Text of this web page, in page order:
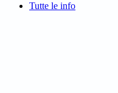
Tutte le info